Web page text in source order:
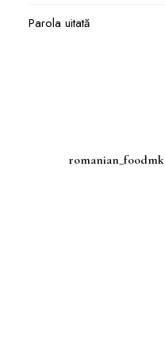
Parola uitată
romanian_foodmk